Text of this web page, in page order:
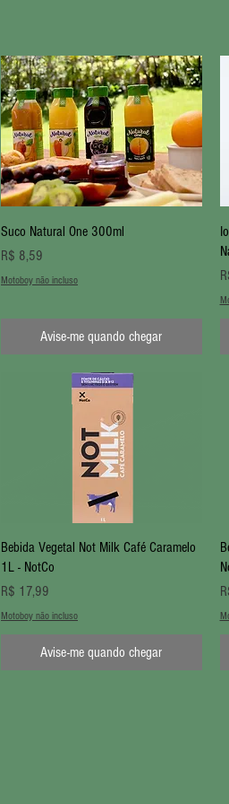
Visualização rápida
Suco Natural One 300ml
Preço
R$ 8,59
Motoboy não incluso
Avise-me quando chegar
Visualização rápida
Bebida Vegetal Not Milk Café Caramelo
1L - NotCo
Preço
R$ 17,99
Motoboy não incluso
Avise-me quando chegar